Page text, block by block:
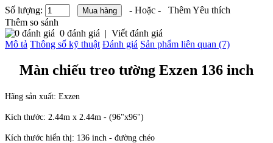
Số lượng: - Hoặc -
Thêm Yêu thích
Thêm so sánh
0 đánh giá | Viết đánh giá
Mô tả Thông số kỹ thuật Đánh giá Sản phẩm liên quan (7)
Màn chiếu treo tường Exzen 136 inch
Hãng sản xuất: Exzen
Kích thước: 2.44m x 2.44m - (96"x96")
Kích thước hiển thị: 136 inch - đường chéo